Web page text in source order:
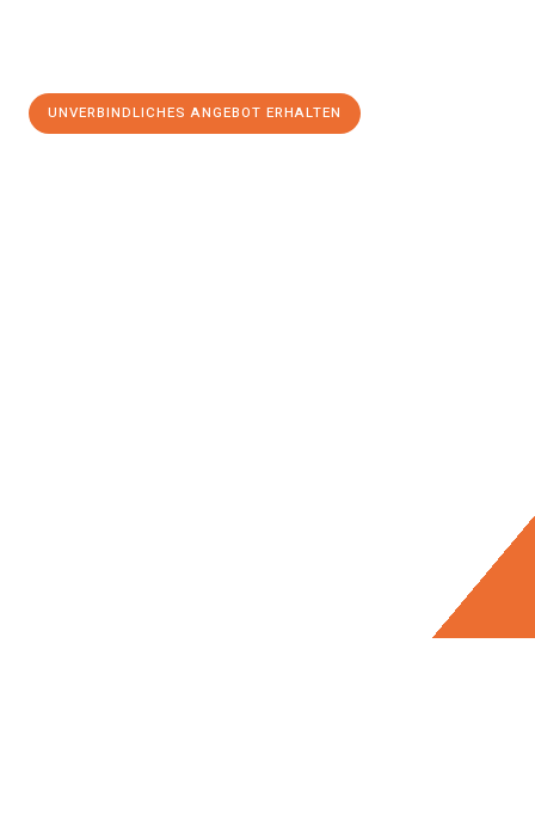
UNVERBINDLICHES ANGEBOT ERHALTEN